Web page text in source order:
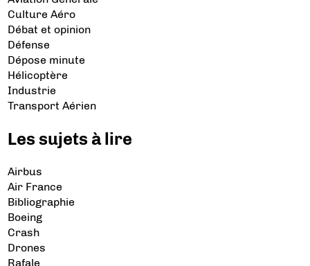
Culture Aéro
Débat et opinion
Défense
Dépose minute
Hélicoptère
Industrie
Transport Aérien
Les sujets à lire
Airbus
Air France
Bibliographie
Boeing
Crash
Drones
Rafale